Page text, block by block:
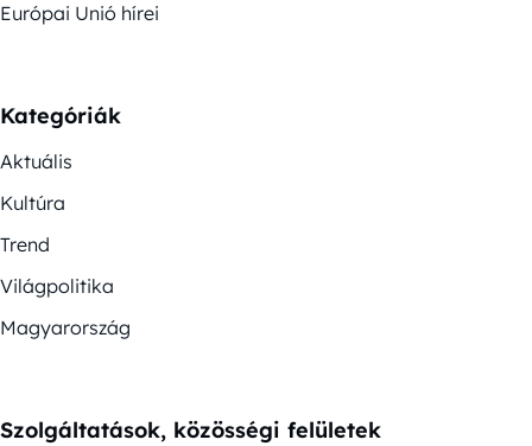
Európai Unió hírei
Kategóriák
Aktuális
Kultúra
Trend
Világpolitika
Magyarország
Szolgáltatások, közösségi felületek